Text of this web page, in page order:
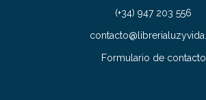
(+34) 947 203 556
Formulario de contacto